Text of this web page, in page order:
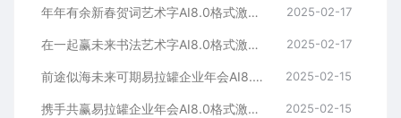
年年有余新春贺词艺术字AI8.0格式激光打标文件通用矢量图 2025-02-17
在一起赢未来书法艺术字AI8.0格式激光打标文件通用矢量图 2025-02-17
前途似海未来可期易拉罐企业年会AI8.0格式激光打标文件通用矢量图 2025-02-15
携手共赢易拉罐企业年会AI8.0格式激光打标文件通用矢量图 2025-02-15